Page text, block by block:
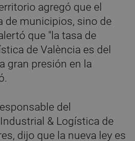
agregó que el
de municipios, sino de
que "la tasa de
de València es del
gran presión en la
del
& Logística de
dijo que la nueva ley es